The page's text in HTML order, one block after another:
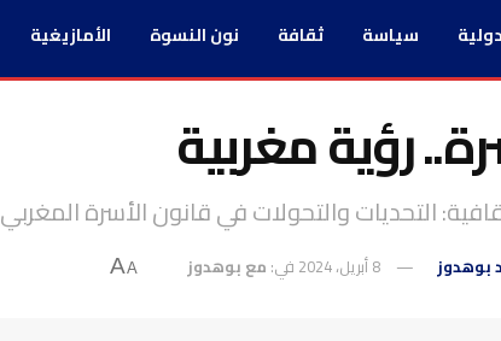
دولية سياسة ثقافة نون النسوة الأمازيغية
رؤية مغربية
التحديات والتحولات في قانون الأسرة المغربي
بوهدوز 8 أبريل، 2024 في: مع بوهدوز A
A